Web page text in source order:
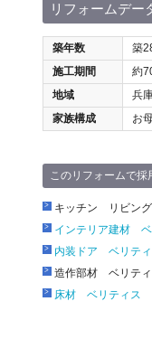
リフォームデー
築年数
築
施工期間
約
地域
兵
家族構成
お
このリフォームで採
キッチン リビング
インテリア建材 ベ
内装ドア ベリテ
造作部材 ベリテ
床材 ベリティス